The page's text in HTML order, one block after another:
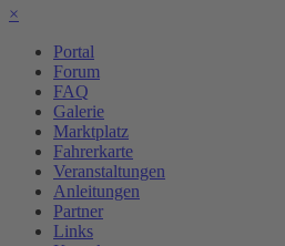
×
Portal
Forum
FAQ
Galerie
Marktplatz
Fahrerkarte
Veranstaltungen
Anleitungen
Partner
Links